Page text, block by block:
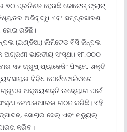
୭୦ ପ୍ରତିଶତ ହେଉଛି କୋଟେଡ୍ ଫ୍ଲାଟ୍
ଅଭିବୃଦ୍ଧି ଏବଂ ସମ୍ପ୍ରସାରଣ
ରହିଛି।
(ଇଣ୍ଡିଆ) ଲିମିଟେଡ ବିସି ଜିନ୍ଦଲ
ଭାରତୀୟ ସଂସ୍ଥା। ୧୮,୦୦୦
ସହ ଗ୍ରୁପ୍ ପ୍ୟାକେଜିଂ ଫିଲ୍ମ, ଶକ୍ତି
ବିବିଧ ପୋର୍ଟଫୋଲିଓରେ
ଗ୍ରୁପର ଅକ୍ଷୟଶକ୍ତି ଉଦ୍ୟୋଗ ପାଇଁ
ଜେଆଇଆରଇ ଗଠନ କରିଛି। ଏହି
ସୋଲାର ସେଲ୍ ଏବଂ ମଡ୍ୟୁଲ୍
କରିବ।